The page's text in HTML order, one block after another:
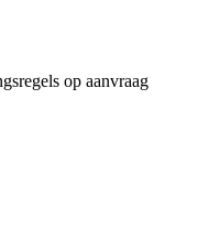
op aanvraag